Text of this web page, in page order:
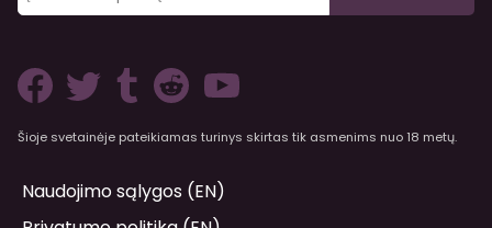
Šioje svetainėje pateikiamas turinys skirtas tik asmenims nuo 18 metų.
Naudojimo sąlygos (EN)